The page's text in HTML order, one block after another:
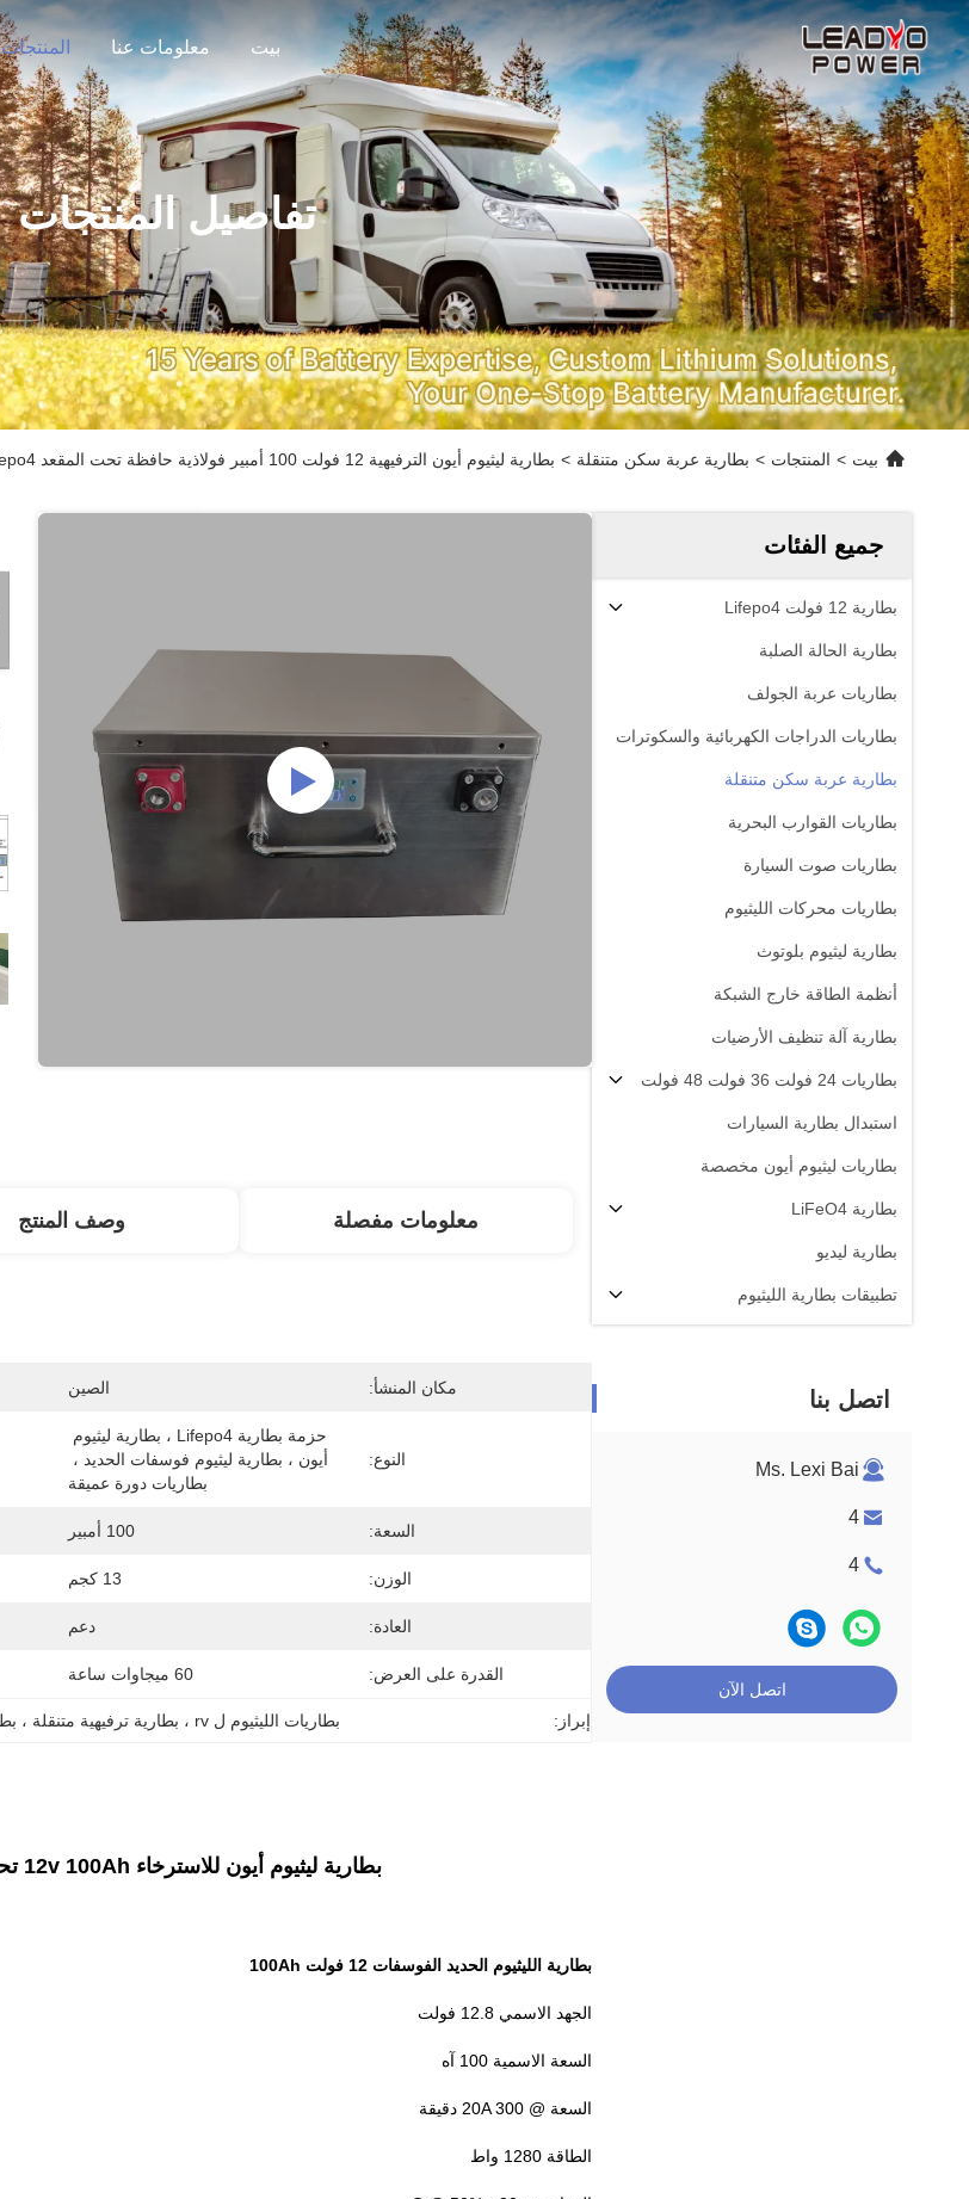
بيت معلومات عنا المنتجات
تفاصيل المنتجات
بيت > المنتجات > بطارية عربة سكن متنقلة > بطارية ليثيوم أيون الترفيهية 12 فولت 100 أمبير فولاذية حافظة تحت المقعد Lifepo4 بطاريات دورة عميقة لعربة RV متنقلة
جميع الفئات
بطارية 12 فولت Lifepo4
بطارية الحالة الصلبة
بطاريات عربة الجولف
بطاريات الدراجات الكهربائية والسكوترات
بطارية عربة سكن متنقلة
بطاريات القوارب البحرية
بطاريات صوت السيارة
بطاريات محركات الليثيوم
بطارية ليثيوم بلوتوث
أنظمة الطاقة خارج الشبكة
بطارية آلة تنظيف الأرضيات
بطاريات 24 فولت 36 فولت 48 فولت
استبدال بطارية السيارات
بطاريات ليثيوم أيون مخصصة
بطارية LiFeO4
بطارية ليديو
تطبيقات بطارية الليثيوم
اتصل بنا
Ms. Lexi Bai
4
4
اتصل الآن
معلومات مفصلة وصف المنتج
مكان المنشأ: الصين
النوع:
بطاريات دورة عميقة
السعة: 100 أمبير
الوزن: 13 كجم
العادة: دعم
القدرة على العرض: 60 ميجاوات ساعة
إبراز: بطاريات الليثيوم ل rv ، بطارية ترفيهية متنقلة ، بطارية ترفيه العربة
بطارية ليثيوم أيون للاسترخاء 12v 100Ah تحت المقعد بطاريات لايفبو4 لسيارة ريف
بطارية الليثيوم الحديد الفوسفات 12 فولت 100Ah
الجهد الاسمي 12.8 فولت
السعة الاسمية 100 آه
السعة @ 20A 300 دقيقة
الطاقة 1280 واط